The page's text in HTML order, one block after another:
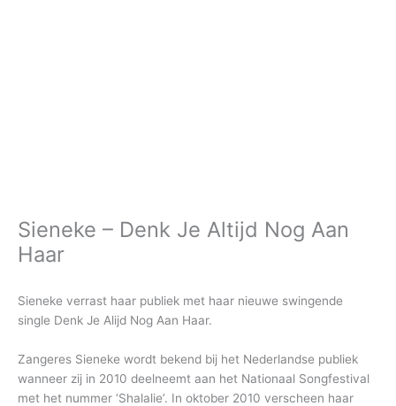
Sieneke – Denk Je Altijd Nog Aan
Haar
Sieneke verrast haar publiek met haar nieuwe swingende
single Denk Je Alijd Nog Aan Haar.
Zangeres Sieneke wordt bekend bij het Nederlandse publiek
wanneer zij in 2010 deelneemt aan het Nationaal Songfestival
met het nummer ‘Shalalie’. In oktober 2010 verscheen haar